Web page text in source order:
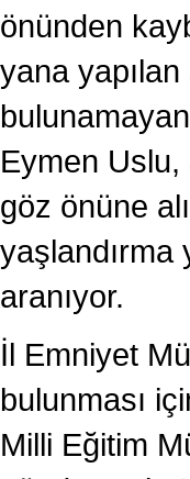
önünden
yana
Eymen Uslu,
göz önüne
yaşlandırma
aranıyor.
İl Emniyet
bulunması
Milli Eğitim